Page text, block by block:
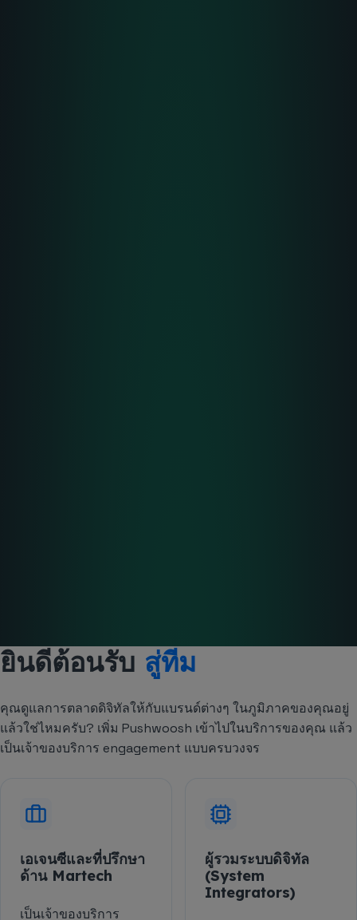
ยินดีต้อนรับ สู่ทีม
คุณดูแลการตลาดดิจิทัลให้กับแบรนด์ต่างๆ ในภูมิภาคของคุณอยู่
แล้วใช่ไหมครับ? เพิ่ม Pushwoosh เข้าไปในบริการของคุณ แล้ว
เป็นเจ้าของบริการ engagement แบบครบวงจร
เอเจนซีและที่ปรึกษา
ด้าน Martech
เป็นเจ้าของบริการ
ผู้รวมระบบดิจิทัล
(System
Integrators)